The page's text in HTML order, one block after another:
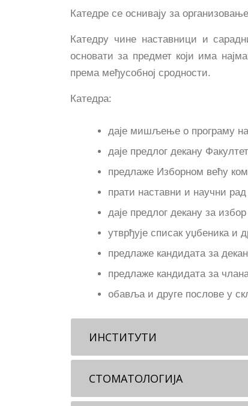
Катедре се оснивају за
Катедру чине наставници и
основати за предмет који има
према међусобној сродности.
Катедра:
даје мишљење о програму
даје предлог декану
предлаже Изборном већу
прати наставни и научни
даје предлог декану за
утврђује списак уџбеника и
предлаже кандидата за
предлаже кандидата за
обавља и друге послове у
ИНСТИТУТИ
СТОМАТОЛОГИЈА